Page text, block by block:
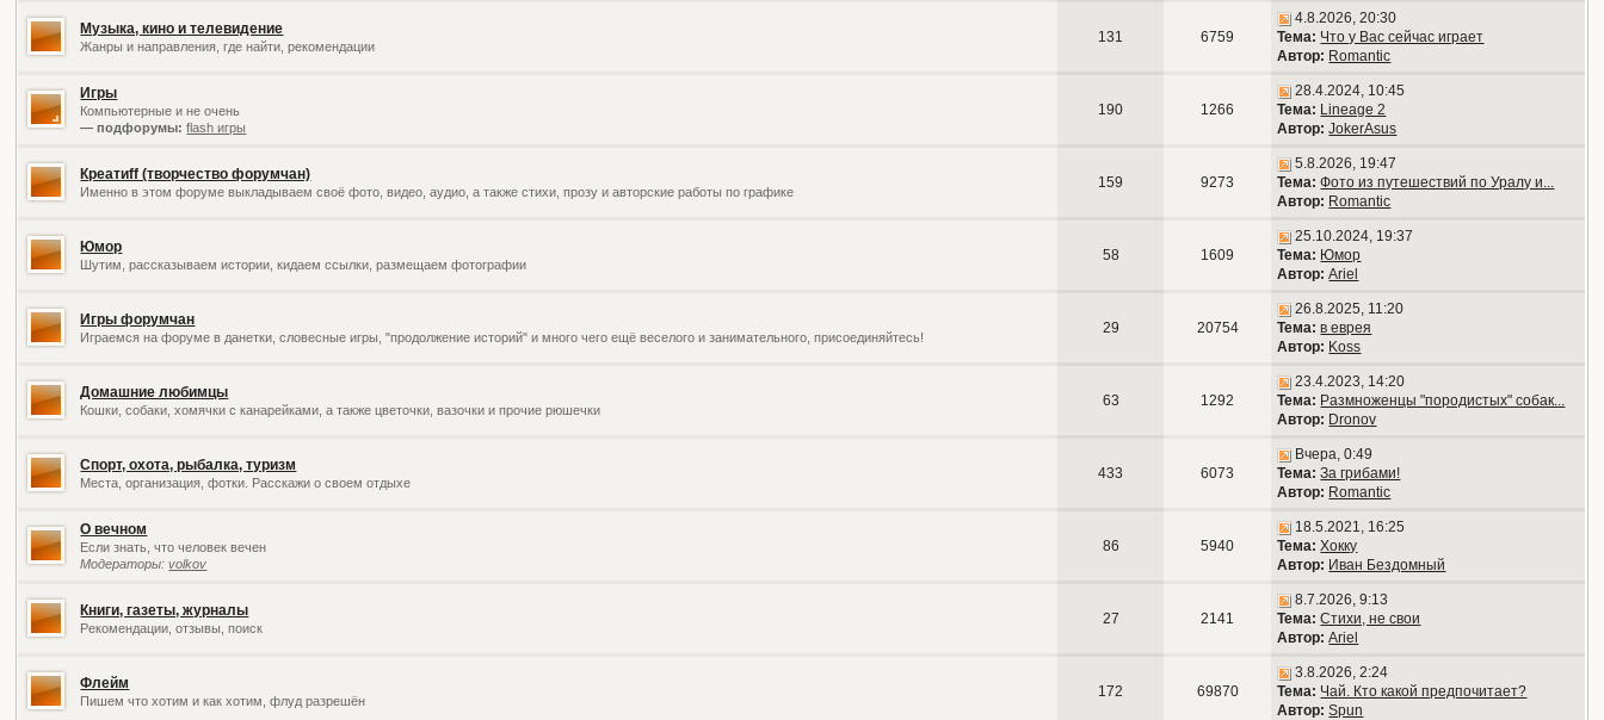
Музыка, кино и телевидение
Жанры и направления, где найти, рекомендации
131 6759
4.8.2026, 20:30
Тема: Что у Вас сейчас играет
Автор: Romantic
Игры
Компьютерные и не очень
— подфорумы: flash игры
190 1266
28.4.2024, 10:45
Тема: Lineage 2
Автор: JokerAsus
Креатиff (творчество форумчан)
Именно в этом форуме выкладываем своё фото, видео, аудио, а также стихи, прозу и авторские работы по графике
159 9273
5.8.2026, 19:47
Тема: Фото из путешествий по Уралу и...
Автор: Romantic
Юмор
Шутим, рассказываем истории, кидаем ссылки, размещаем фотографии
58 1609
25.10.2024, 19:37
Тема: Юмор
Автор: Ariel
Игры форумчан
Играемся на форуме в данетки, словесные игры, "продолжение историй" и много чего ещё веселого и занимательного, присоединяйтесь!
29 20754
26.8.2025, 11:20
Тема: в еврея
Автор: Koss
Домашние любимцы
Кошки, собаки, хомячки с канарейками, а также цветочки, вазочки и прочие рюшечки
63 1292
23.4.2023, 14:20
Тема: Размноженцы "породистых" собак...
Автор: Dronov
Спорт, охота, рыбалка, туризм
Места, организация, фотки. Расскажи о своем отдыхе
433 6073
Вчера, 0:49
Тема: За грибами!
Автор: Romantic
О вечном
Если знать, что человек вечен
Модераторы:volkov
86 5940
18.5.2021, 16:25
Тема: Хокку
Автор: Иван Бездомный
Книги, газеты, журналы
Рекомендации, отзывы, поиск
27 2141
8.7.2026, 9:13
Тема: Стихи, не свои
Автор: Ariel
Флейм
Пишем что хотим и как хотим, флуд разрешён
172 69870
3.8.2026, 2:24
Тема: Чай. Кто какой предпочитает?
Автор: Spun